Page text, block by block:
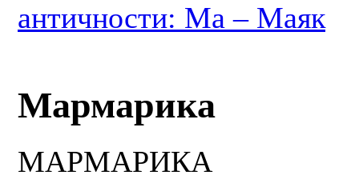
античности: Ма – Маяк
Мармарика
МАРМАРИКА